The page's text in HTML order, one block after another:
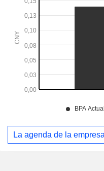
La agenda de la empresa